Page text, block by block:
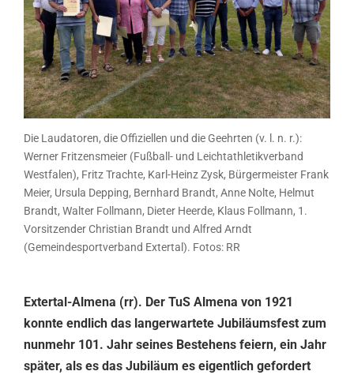
Die Laudatoren, die Offiziellen und die Geehrten (v. l. n. r.):
Werner Fritzensmeier (Fußball- und Leichtathletikverband
Westfalen), Fritz Trachte, Karl-Heinz Zysk, Bürgermeister Frank
Meier, Ursula Depping, Bernhard Brandt, Anne Nolte, Helmut
Brandt, Walter Follmann, Dieter Heerde, Klaus Follmann, 1.
Vorsitzender Christian Brandt und Alfred Arndt
(Gemeindesportverband Extertal). Fotos: RR
Extertal-Almena (rr). Der TuS Almena von 1921
konnte endlich das langerwartete Jubiläumsfest zum
nunmehr 101. Jahr seines Bestehens feiern, ein Jahr
später, als es das Jubiläum es eigentlich gefordert